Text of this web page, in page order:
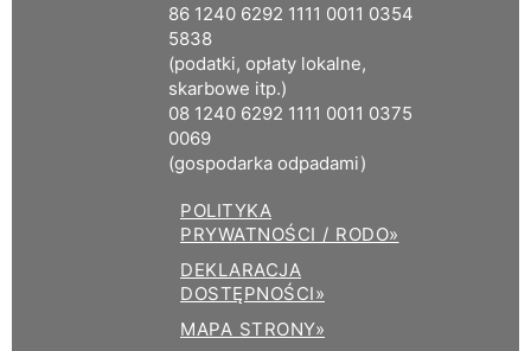
86 1240 6292 1111 0011 0354
5838
(podatki, opłaty lokalne,
skarbowe itp.)
08 1240 6292 1111 0011 0375
0069
(gospodarka odpadami)
POLITYKA
PRYWATNOŚCI / RODO»
DEKLARACJA
DOSTĘPNOŚCI»
MAPA STRONY»